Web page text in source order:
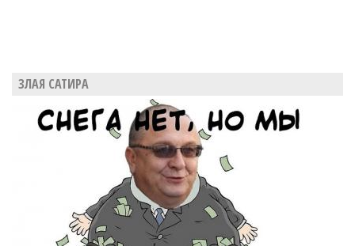
ЗЛАЯ САТИРА